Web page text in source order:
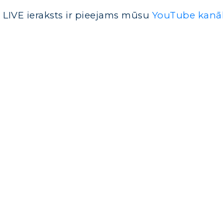
LIVE ieraksts ir pieejams mūsuYouTube